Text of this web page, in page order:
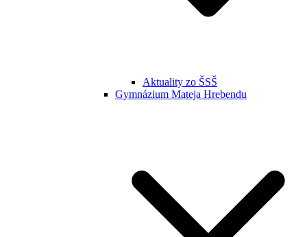
Aktuality zo ŠSŠ
Gymnázium Mateja Hrebendu